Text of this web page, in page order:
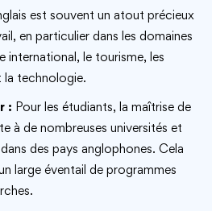
est souvent un atout précieux
en particulier dans les domaines
international, le tourisme, les
la technologie.
: Pour les étudiants, la maîtrise de
à de nombreuses universités et
des pays anglophones. Cela
large éventail de programmes